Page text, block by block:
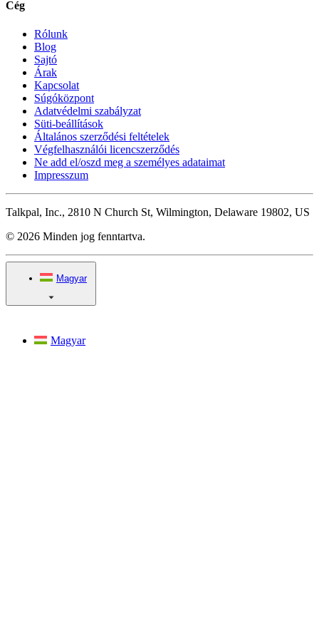
Cég
Rólunk
Blog
Sajtó
Árak
Kapcsolat
Súgóközpont
Adatvédelmi szabályzat
Süti-beállítások
Általános szerződési feltételek
Végfelhasználói licencszerződés
Ne add el/oszd meg a személyes adataimat
Impresszum
Talkpal, Inc., 2810 N Church St, Wilmington, Delaware 19802, US
© 2026 Minden jog fenntartva.
Magyar
Magyar